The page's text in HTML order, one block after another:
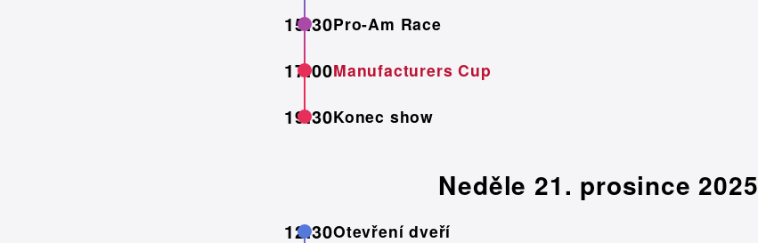
15:30Pro-Am Race
17:00Manufacturers Cup
19:30Konec show
Neděle 21. prosince 2025
12:30Otevření dveří